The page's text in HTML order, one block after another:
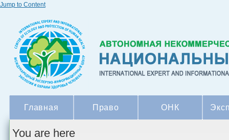
Jump to Content
Главная Право ОНК
You are here